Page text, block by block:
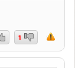
1